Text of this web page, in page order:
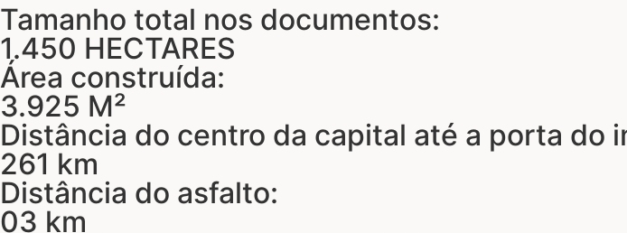
Tamanho total nos documentos:
1.450 HECTARES
Área construída:
3.925 M²
Distância do centro da capital até a porta do
261 km
Distância do asfalto:
03 km